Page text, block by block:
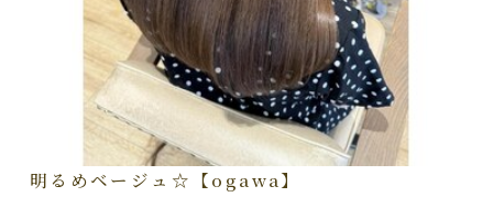
明るめベージュ☆【ogawa】